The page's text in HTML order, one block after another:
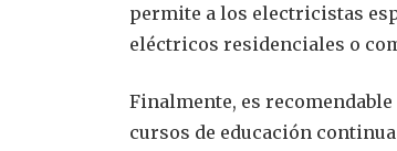
permite a los electricistas
eléctricos residenciales o
Finalmente, es
cursos de educación